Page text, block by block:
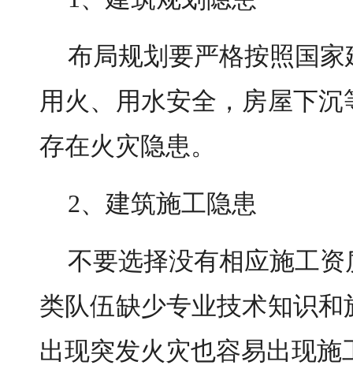
布局规划要严格按照国
用火、用水安全，房屋下
存在火灾隐患。
2、建筑施工隐患
不要选择没有相应施工
类队伍缺少专业技术知识
出现突发火灾也容易出现施